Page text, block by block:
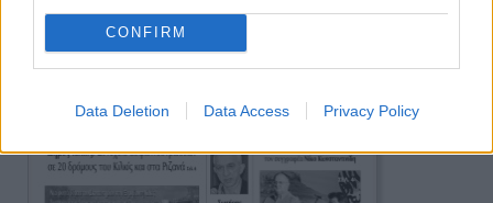
CONFIRM
Data Deletion Data Access Privacy Policy